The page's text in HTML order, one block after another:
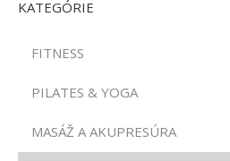
KATEGÓRIE
FITNESS
PILATES & YOGA
MASÁŽ A AKUPRESÚRA